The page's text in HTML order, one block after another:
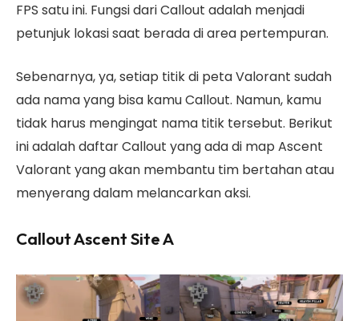
FPS satu ini. Fungsi dari Callout adalah menjadi
petunjuk lokasi saat berada di area pertempuran.
Sebenarnya, ya, setiap titik di peta Valorant sudah
ada nama yang bisa kamu Callout. Namun, kamu
tidak harus mengingat nama titik tersebut. Berikut
ini adalah daftar Callout yang ada di map Ascent
Valorant yang akan membantu tim bertahan atau
menyerang dalam melancarkan aksi.
Callout Ascent Site A